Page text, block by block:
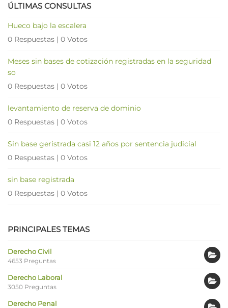
ÚLTIMAS CONSULTAS
Hueco bajo la escalera
0 Respuestas | 0 Votos
Meses sin bases de cotización registradas en la seguridad
so
0 Respuestas | 0 Votos
levantamiento de reserva de dominio
0 Respuestas | 0 Votos
Sin base geristrada casi 12 años por sentencia judicial
0 Respuestas | 0 Votos
sin base registrada
0 Respuestas | 0 Votos
PRINCIPALES TEMAS
Derecho Civil
4653 Preguntas
Derecho Laboral
3050 Preguntas
Derecho Penal